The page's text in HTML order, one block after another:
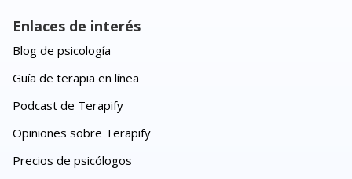
Enlaces de interés
Blog de psicología
Guía de terapia en línea
Podcast de Terapify
Opiniones sobre Terapify
Precios de psicólogos